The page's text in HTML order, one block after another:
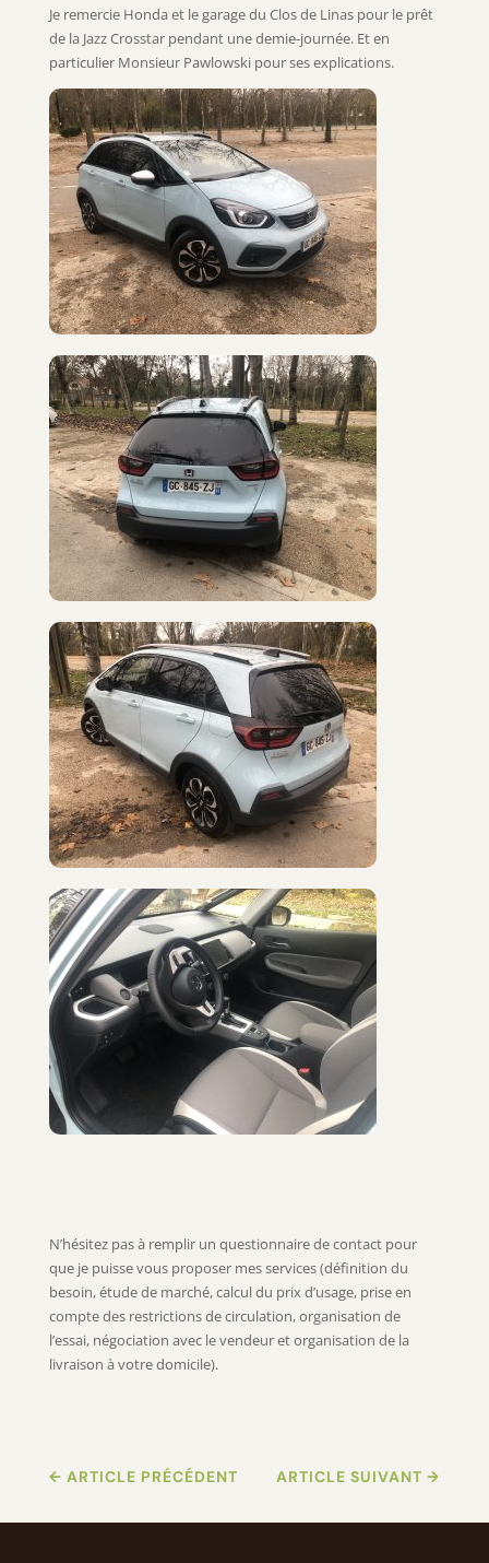
Je remercie Honda et le garage du Clos de Linas pour le prêt
de la Jazz Crosstar pendant une demie-journée. Et en
particulier Monsieur Pawlowski pour ses explications.
N’hésitez pas à remplir un questionnaire de contact pour
que je puisse vous proposer mes services (définition du
besoin, étude de marché, calcul du prix d’usage, prise en
compte des restrictions de circulation, organisation de
l’essai, négociation avec le vendeur et organisation de la
livraison à votre domicile).
← ARTICLE PRÉCÉDENT ARTICLE SUIVANT →